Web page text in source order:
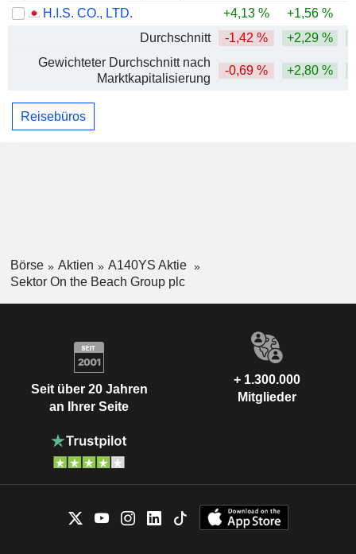
H.I.S. CO., LTD.
+4,13 % +1,56 %
Durchschnitt
-1,42 % +2,29 %
Gewichteter Durchschnitt nach
Marktkapitalisierung
-0,69 % +2,80 %
Reisebüros
Börse Aktien
A140YS Aktie
Sektor On the Beach Group plc
Seit über 20 Jahren
an Ihrer Seite
+ 1.300.000
Mitglieder